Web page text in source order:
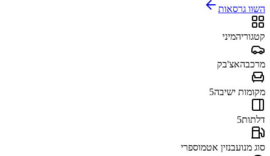
השוו גרסאות
קטגוריהמיני
מרכבהאצ'בק
מקומות ישיבה5
דלתות5
סוג מנועבנזין אטמוספרי